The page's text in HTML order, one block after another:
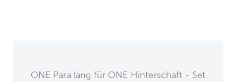
ONE Para lang für ONE Hinterschaft - Set